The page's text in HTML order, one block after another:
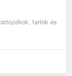
tartók és